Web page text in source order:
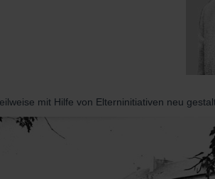
mit Hilfe von Elterninitiativen neu